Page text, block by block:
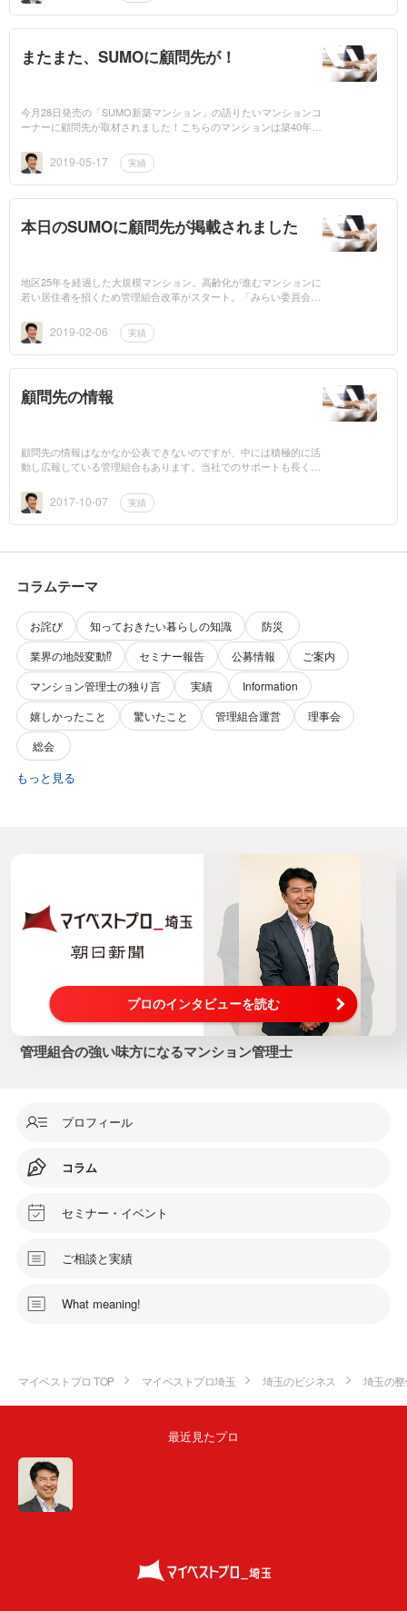
またまた、SUMOに顧問先が！
今月28日発売の「SUMO新築マンション」の語りたいマンションコ
ーナーに顧問先が取材されました！こちらのマンションは築40年
動産の所有ができ...
2019-05-17 実績
本日のSUMOに顧問先が掲載されました
地区25年を経過した大規模マンション。高齢化が進むマンションに
若い居住者を招くため管理組合改革がスタート。「みらい委員会」
2019-02-06 実績
顧問先の情報
顧問先の情報はなかなか公表できないのですが、中には積極的に活
動し広報している管理組合もあります。当社でのサポートも長くな
です。前...2017-10-07 実績
コラムテーマ
お詫び 知っておきたい暮らしの知識
防災
業界の地殻変動⁉️
セミナー報告 公募情報
ご案内
マンション管理士の独り言
実績
Information
嬉しかったこと
驚いたこと 管理組合運営
理事会
総会
もっと見る
プロのインタビューを読む
管理組合の強い味方になるマンション管理士
プロフィール
コラム
セミナー・イベント
ご相談と実績
What meaning!
マイベストプロ TOP マイベストプロ埼玉 埼玉のビジネス 埼玉の
最近見たプロ